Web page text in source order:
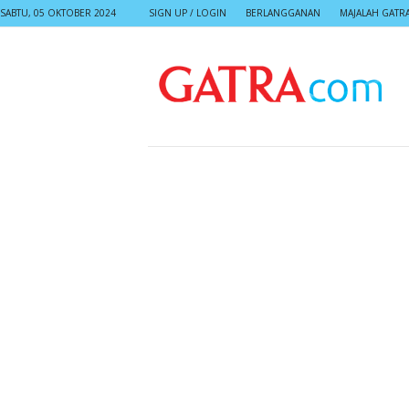
SABTU, 05 OKTOBER 2024 SIGN UP / LOGIN BERLANGGANAN MAJALAH